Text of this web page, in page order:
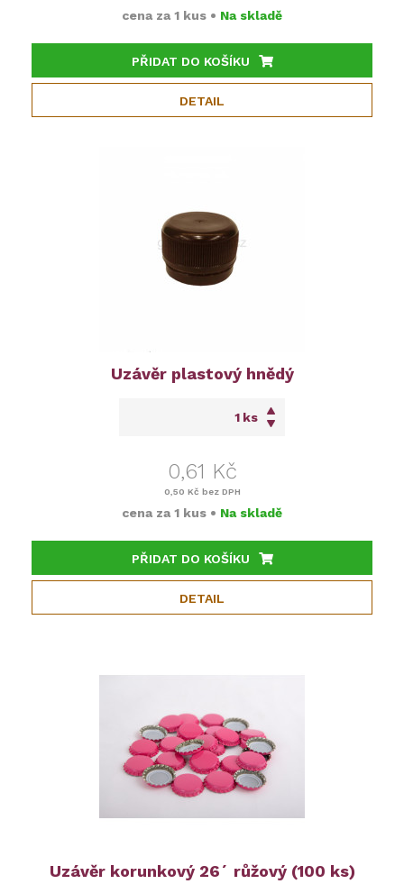
cena za 1 kus • Na skladě
PŘIDAT DO KOŠÍKU
DETAIL
Uzávěr plastový hnědý
ks
0,61 Kč
0,50 Kč bez DPH
cena za 1 kus • Na skladě
PŘIDAT DO KOŠÍKU
DETAIL
Uzávěr korunkový 26´ růžový (100 ks)